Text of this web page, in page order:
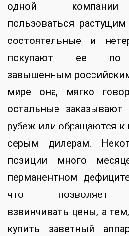
одной компании
пользоваться
состоятельные и
покупают ее по
завышенным
мире она, мягко
остальные
рубеж или обращаются
серым дилерам.
позиции много
перманентном
что позволяет
взвинчивать цены, а
купить заветный